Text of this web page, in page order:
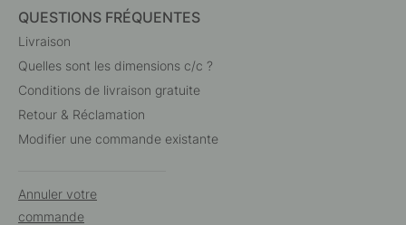
QUESTIONS FRÉQUENTES
Livraison
Quelles sont les dimensions c/c ?
Conditions de livraison gratuite
Retour & Réclamation
Modifier une commande existante
Annuler votre
commande